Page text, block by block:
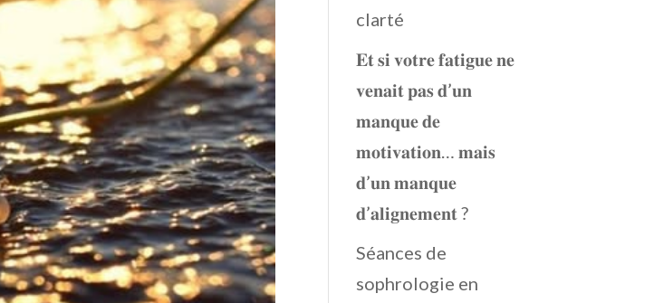
clarté
𝐄𝐭 𝐬𝐢 𝐯𝐨𝐭𝐫𝐞 𝐟𝐚𝐭𝐢𝐠𝐮𝐞 𝐧𝐞
𝐯𝐞𝐧𝐚𝐢𝐭 𝐩𝐚𝐬 𝐝’𝐮𝐧
𝐦𝐚𝐧𝐪𝐮𝐞 𝐝𝐞
𝐦𝐨𝐭𝐢𝐯𝐚𝐭𝐢𝐨𝐧… 𝐦𝐚𝐢𝐬
𝐝’𝐮𝐧 𝐦𝐚𝐧𝐪𝐮𝐞
𝐝’𝐚𝐥𝐢𝐠𝐧𝐞𝐦𝐞𝐧𝐭 ?
Séances de
sophrologie en